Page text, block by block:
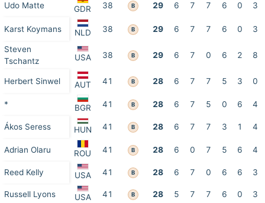
Udo Matte GDR 38 B 29 6 7 7 6 0 3
Karst Koymans NLD 38 B 29 6 7 7 6 0 3
Steven
Tschantz
USA 38 B 29 6 7 0 6 2 8
Herbert Sinwel AUT 41 B 28 6 7 7 5 3 0
* BGR 41 B 28 6 7 5 0 6 4
Ákos Seress HUN 41 B 28 6 7 7 3 1 4
Adrian Olaru ROU 41 B 28 6 0 7 5 6 4
Reed Kelly USA 41 B 28 6 7 0 6 6 3
Russell Lyons USA 41 B 28 5 7 7 6 0 3